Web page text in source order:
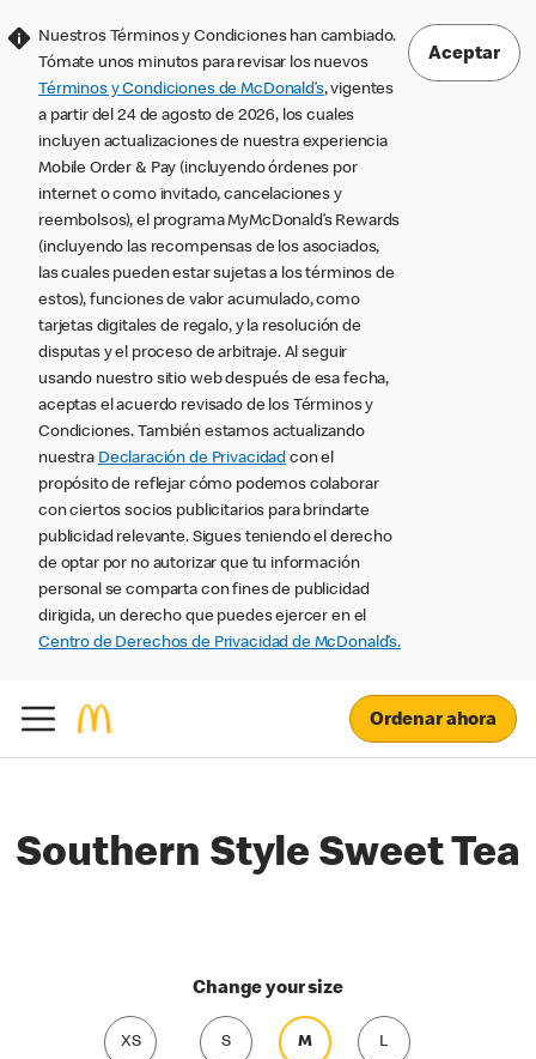
Nuestros Términos y Condiciones han cambiado.
Tómate unos minutos para revisar los nuevos
Términos y Condiciones de McDonald’s, vigentes
a partir del 24 de agosto de 2026, los cuales
incluyen actualizaciones de nuestra experiencia
Mobile Order & Pay (incluyendo órdenes por
internet o como invitado, cancelaciones y
reembolsos), el programa MyMcDonald’s Rewards
(incluyendo las recompensas de los asociados,
las cuales pueden estar sujetas a los términos de
estos), funciones de valor acumulado, como
tarjetas digitales de regalo, y la resolución de
disputas y el proceso de arbitraje. Al seguir
usando nuestro sitio web después de esa fecha,
aceptas el acuerdo revisado de los Términos y
Condiciones. También estamos actualizando
nuestra Declaración de Privacidad con el
propósito de reflejar cómo podemos colaborar
con ciertos socios publicitarios para brindarte
publicidad relevante. Sigues teniendo el derecho
de optar por no autorizar que tu información
personal se comparta con fines de publicidad
dirigida, un derecho que puedes ejercer en el
Centro de Derechos de Privacidad de McDonald’s.
Aceptar
Ordenar ahora
Southern Style Sweet Tea
Change your size
XS S M L